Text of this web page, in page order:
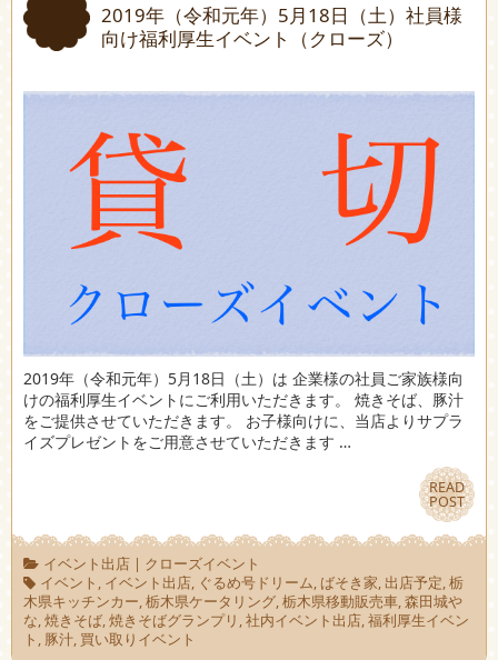
2019年（令和元年）5月18日（土）社員様
向け福利厚生イベント（クローズ）
2019年（令和元年）5月18日（土）は 企業様の社員ご家族様向
けの福利厚生イベントにご利用いただきます。 焼きそば、豚汁
をご提供させていただきます。 お子様向けに、当店よりサプラ
イズプレゼントをご用意させていただきます …
READ
POST
READ
POST
イベント出店| クローズイベント
イベント , イベント出店, ぐるめ号ドリーム, ばそき家, 出店予定,栃
木県キッチンカー,栃木県ケータリング,栃木県移動販売車,森田城や
な,焼きそば,焼きそばグランプリ ,社内イベント出店,福利厚生イベン
ト , 豚汁, 買い取りイベント